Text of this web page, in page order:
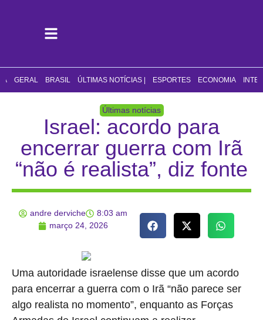
GERAL BRASIL ÚLTIMAS NOTÍCIAS | ESPORTES ECONOMIA
Últimas notícias
Israel: acordo para
encerrar guerra com Irã
“não é realista”, diz fonte
andre derviche
8:03 am
março 24, 2026
Uma autoridade israelense disse que um acordo
para encerrar a guerra com o Irã “não parece ser
algo realista no momento”, enquanto as Forças